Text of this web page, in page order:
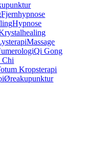
Fjernhypnose
Hypnose
Massage
Qi Gong
Chi
Kropsterapi
Øreakupunktur